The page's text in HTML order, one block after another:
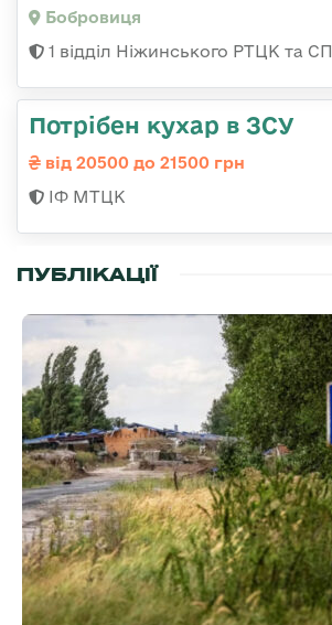
Бобровиця
1 відділ Ніжинського РТЦК та СП
Потрібен кухар в ЗСУ
від 20500 до 21500 грн
ІФ МТЦК
ПУБЛІКАЦІЇ